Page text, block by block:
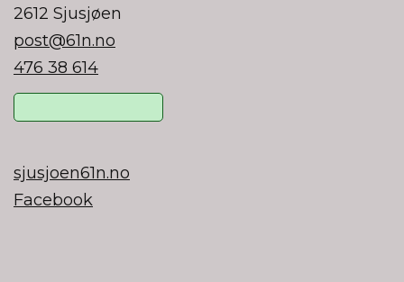
2612 Sjusjøen
post@61n.no
476 38 614
sjusjoen61n.no
Facebook